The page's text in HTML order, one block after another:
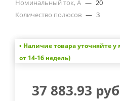
Номинальный ток, А — 20
Количество полюсов — 3
• Наличие товара уточняйте у
от 14-16 недель)
37 883.93